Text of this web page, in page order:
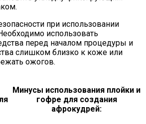
при использовании
использовать
перед началом процедуры и
слишком близко к коже или
ожогов.
Минусы использования плойки и
гофре для создания
афрокудрей: